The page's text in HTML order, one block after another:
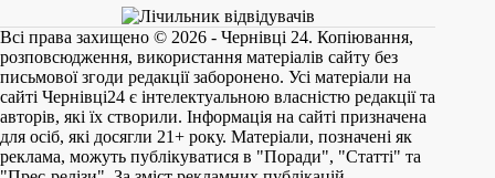
Всі права захищено © 2026 - Чернівці 24. Копіювання,
розповсюдження, використання матеріалів сайту без
письмової згоди редакції заборонено. Усі матеріали на
сайті Чернівці24 є інтелектуальною власністю редакції та
авторів, які їх створили. Інформація на сайті призначена
для осіб, які досягли 21+ року. Матеріали, позначені як
реклама, можуть публікуватися в "Поради", "Статті" та